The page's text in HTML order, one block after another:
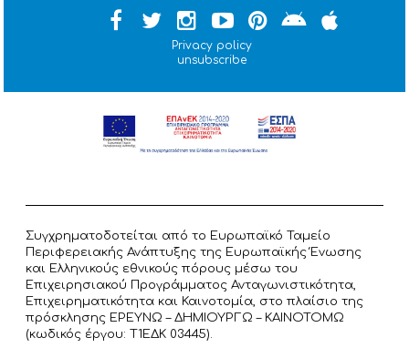
Privacy policy
unsubscribe
Συγχρηματοδοτείται από το Ευρωπαϊκό Ταμείο
Περιφερειακής Ανάπτυξης της Ευρωπαϊκής Ένωσης
και Ελληνικούς εθνικούς πόρους μέσω του
Επιχειρησιακού Προγράμματος Ανταγωνιστικότητα,
Επιχειρηματικότητα και Καινοτομία, στο πλαίσιο της
πρόσκλησης ΕΡΕΥΝΩ – ΔΗΜΙΟΥΡΓΩ – ΚΑΙΝΟΤΟΜΩ
(κωδικός έργου: T1ΕΔΚ 03445).